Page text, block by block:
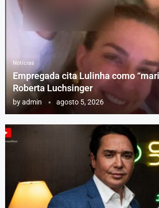
Notícias
Empregada cita Lulinha como
Roberta Luchsinger
byadmin agosto 5, 2026